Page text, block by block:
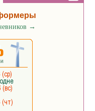
→